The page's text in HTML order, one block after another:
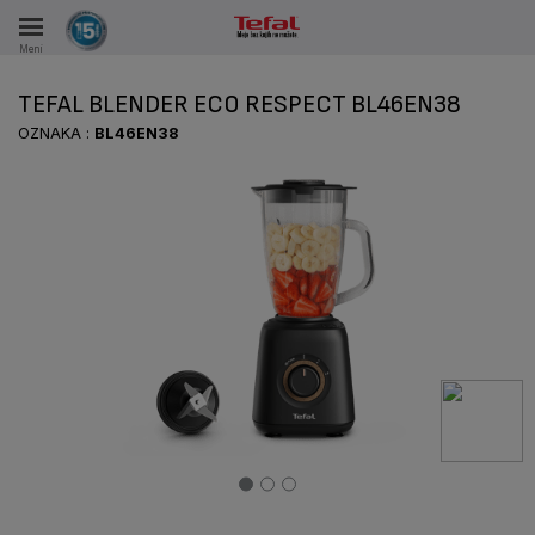
Meni
U PERIODU OD 15 GODINA
TEFAL BLENDER ECO RESPECT BL46EN38
OZNAKA : BL46EN38